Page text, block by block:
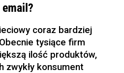
coraz bardziej
tysiące firm
ilość produktów,
zwykły konsument